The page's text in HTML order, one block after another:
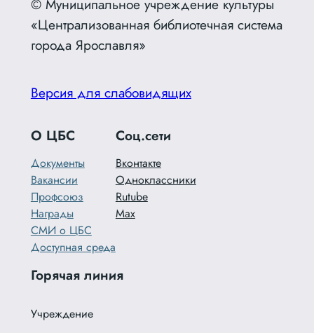
© Муниципальное учреждение культуры
«Централизованная библиотечная система
города Ярославля»
Версия для слабовидящих
О ЦБС
Документы
Вакансии
Профсоюз
Награды
СМИ о ЦБС
Доступная среда
Соц.сети
Вконтакте
Одноклассники
Rutube
Max
Горячая линия
Учреждение